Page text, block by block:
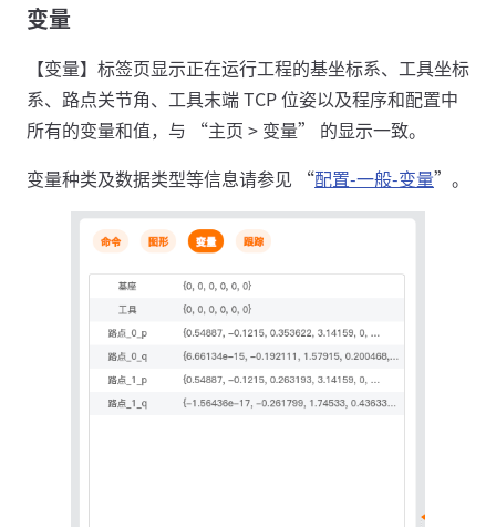
变量
【变量】标签页显示正在运行工程的基坐标系、工具坐标
系、路点关节角、工具末端 TCP 位姿以及程序和配置中
所有的变量和值，与 “主页 > 变量” 的显示一致。
变量种类及数据类型等信息请参见 “配置-一般-变量”。